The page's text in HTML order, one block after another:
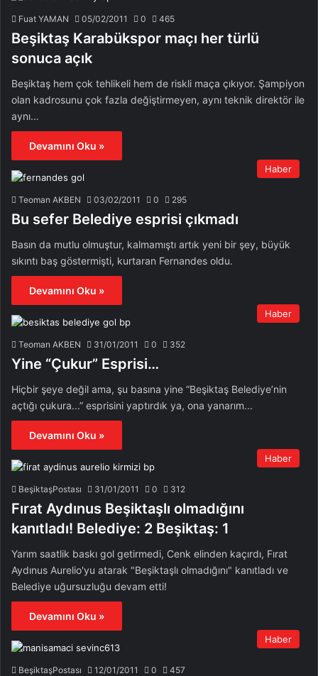
Fuat YAMAN 05/02/2011 0 465
Beşiktaş Karabükspor maçı her türlü
sonuca açık
Beşiktaş hem çok tehlikeli hem de riskli maça çıkıyor. Şampiyon
olan kadrosunu çok fazla değiştirmeyen, aynı teknik direktör ile
aynı…
Devamını Oku »
Haber
Teoman AKBEN 03/02/2011 0 295
Bu sefer Belediye esprisi çıkmadı
Basın da mutlu olmuştur, kalmamıştı artık yeni bir şey, büyük
sıkıntı baş göstermişti, kurtaran Fernandes oldu.
Devamını Oku »
Haber
Teoman AKBEN 31/01/2011 0 352
Yine “Çukur” Esprisi…
Hiçbir şeye değil ama, şu basına yine “Beşiktaş Belediye’nin
açtığı çukura...” esprisini yaptırdık ya, ona yanarım...
Devamını Oku »
Haber
BeşiktaşPostası 31/01/2011 0 312
Fırat Aydınus Beşiktaşlı olmadığını
kanıtladı! Belediye: 2 Beşiktaş: 1
Yarım saatlik baskı gol getirmedi, Cenk elinden kaçırdı, Fırat
Aydınus Aurelio'yu atarak "Beşiktaşlı olmadığını" kanıtladı ve
Belediye uğursuzluğu devam etti!
Devamını Oku »
Haber
BeşiktaşPostası 12/01/2011 0 457